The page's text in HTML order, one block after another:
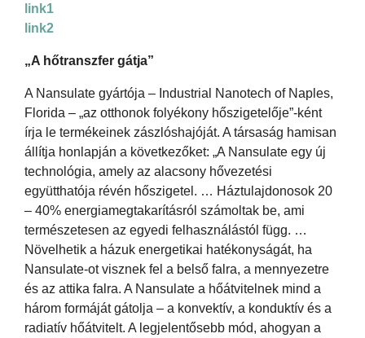
link1
link2
„A hőtranszfer gátja”
A Nansulate gyártója – Industrial Nanotech of Naples,
Florida – „az otthonok folyékony hőszigetelője”-ként
írja le termékeinek zászlóshajóját. A társaság hamisan
állítja honlapján a következőket: „A Nansulate egy új
technológia, amely az alacsony hővezetési
együtthatója révén hőszigetel. … Háztulajdonosok 20
– 40% energiamegtakarításról számoltak be, ami
természetesen az egyedi felhasználástól függ. …
Növelhetik a házuk energetikai hatékonyságát, ha
Nansulate-ot visznek fel a belső falra, a mennyezetre
és az attika falra. A Nansulate a hőátvitelnek mind a
három formáját gátolja – a konvektív, a konduktív és a
radiatív hőátvitelt. A legjelentősebb mód, ahogyan a